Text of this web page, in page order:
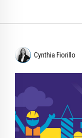
Cynthia Fiorillo